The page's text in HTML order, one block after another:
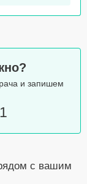
и запишем
с вашим